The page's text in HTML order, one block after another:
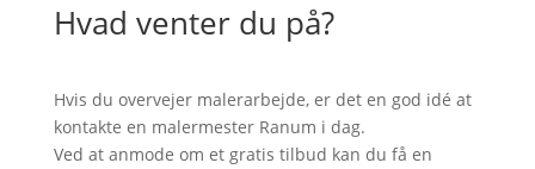
Hvad venter du på?
Hvis du overvejer malerarbejde, er det en god idé at
kontakte en malermester Ranum i dag.
Ved at anmode om et gratis tilbud kan du få en